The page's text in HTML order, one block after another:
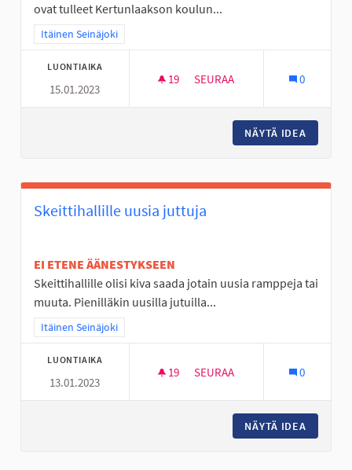
ovat tulleet Kertunlaakson koulun...
Rajaa tulokset teeman mukaan: Itäinen Seinäjoki
Itäinen Seinäjoki
LUONTIAIKA
15.01.2023
19 19 SEURAAJAA
SEURAA 0
NÄYTÄ IDEA
Skeittihallille uusia juttuja
EI ETENE ÄÄNESTYKSEEN
Skeittihallille olisi kiva saada jotain uusia ramppeja tai
muuta. Pienilläkin uusilla jutuilla...
Rajaa tulokset teeman mukaan: Itäinen Seinäjoki
Itäinen Seinäjoki
LUONTIAIKA
13.01.2023
19 19 SEURAAJAA
SEURAA 0
NÄYTÄ IDEA